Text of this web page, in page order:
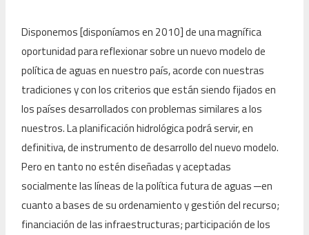
Disponemos [disponíamos en 2010] de una magnífica
oportunidad para reflexionar sobre un nuevo modelo de
política de aguas en nuestro país, acorde con nuestras
tradiciones y con los criterios que están siendo fijados en
los países desarrollados con problemas similares a los
nuestros. La planificación hidrológica podrá servir, en
definitiva, de instrumento de desarrollo del nuevo modelo.
Pero en tanto no estén diseñadas y aceptadas
socialmente las líneas de la política futura de aguas─en
cuanto a bases de su ordenamiento y gestión del recurso;
financiación de las infraestructuras; participación de los